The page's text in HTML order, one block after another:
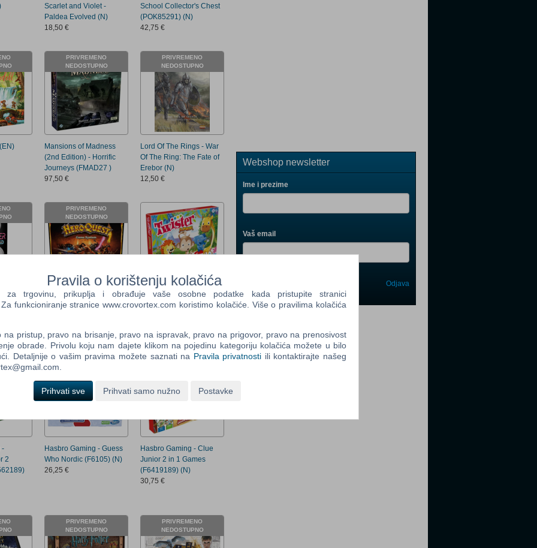
Scarlet and Violet -
Paldea Evolved (N)
18,50 €
School Collector's Chest
(POK85291) (N)
42,75 €
PRIVREMENO
NEDOSTUPNO
Mansions of Madness
(2nd Edition) - Horrific
Journeys (FMAD27 )
97,50 €
PRIVREMENO
NEDOSTUPNO
Lord Of The Rings - War
Of The Ring: The Fate of
Erebor (N)
12,50 €
PRIVREMENO
NEDOSTUPNO
HeroQuest (English)
(HAS_HERO) (N)
Hasbro Gaming - Twister
Junior 2 games in 1
31,49 €
-
2
PRIVREMENO
Hasbro Gaming - Guess
Who Nordic (F6105) (N)
26,25 €
Hasbro Gaming - Clue
Junior 2 in 1 Games
(F6419189) (N)
30,75 €
PRIVREMENO
NEDOSTUPNO
PRIVREMENO
NEDOSTUPNO
Webshop newsletter
Ime i prezime
Vaš email
Field
One
Odjava
Pravila o korištenju kolačića
za trgovinu, prikuplja i obrađuje vaše osobne podatke kada pristupite stranici
funkcioniranje stranice www.crovortex.com koristimo kolačiće. Više o pravilima kolačića
na pristup, pravo na brisanje, pravo na ispravak, pravo na prigovor, pravo na prenosivost
obrade. Privolu koju nam dajete klikom na pojedinu kategoriju kolačića možete u bilo
Detaljnije o vašim pravima možete saznati na Pravila privatnosti ili kontaktirajte našeg
Prihvati sve Prihvati samo nužno Postavke